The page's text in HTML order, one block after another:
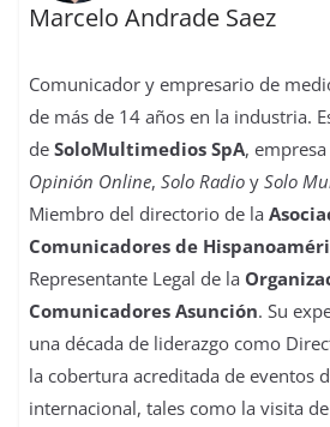
Marcelo Andrade Saez
Comunicador y empresario de
de más de 14 años en la industria.
deSoloMultimedios SpA,
Opinión Online,Solo Radio ySolo
Miembro del directorio de la
Comunicadores de
Representante Legal de la
Comunicadores Asunción. Su
una década de liderazgo como
la cobertura acreditada de eventos
internacional, tales como la visita de